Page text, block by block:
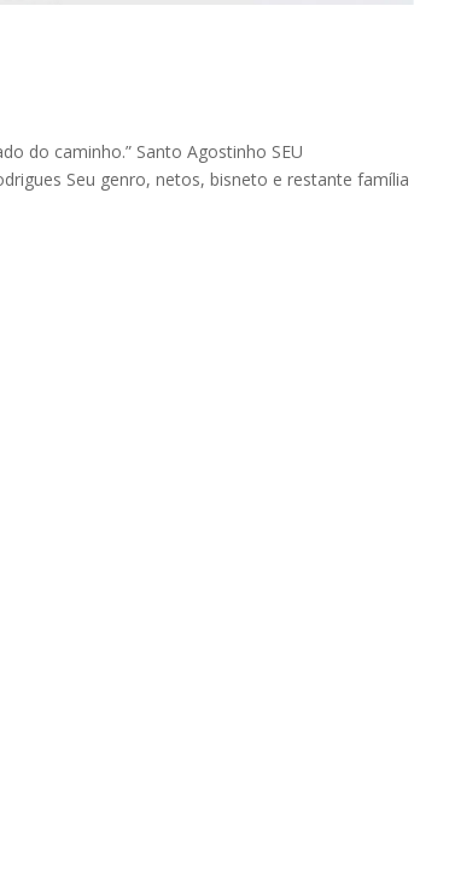
do caminho.” Santo Agostinho SEU
Seu genro, netos, bisneto e restante família